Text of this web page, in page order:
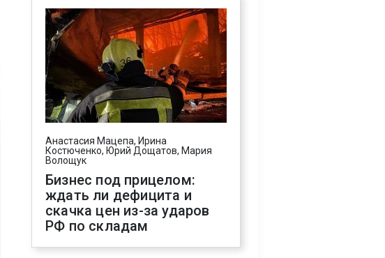
Анастасия Мацепа, Ирина
Костюченко, Юрий Дощатов, Мария
Волощук
Бизнес под прицелом:
ждать ли дефицита и
скачка цен из-за ударов
РФ по складам